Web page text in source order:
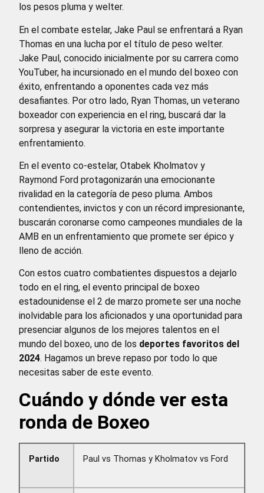
los pesos pluma y welter.
En el combate estelar, Jake Paul se enfrentará a Ryan
Thomas en una lucha por el título de peso welter.
Jake Paul, conocido inicialmente por su carrera como
YouTuber, ha incursionado en el mundo del boxeo con
éxito, enfrentando a oponentes cada vez más
desafiantes. Por otro lado, Ryan Thomas, un veterano
boxeador con experiencia en el ring, buscará dar la
sorpresa y asegurar la victoria en este importante
enfrentamiento.
En el evento co-estelar, Otabek Kholmatov y
Raymond Ford protagonizarán una emocionante
rivalidad en la categoría de peso pluma. Ambos
contendientes, invictos y con un récord impresionante,
buscarán coronarse como campeones mundiales de la
AMB en un enfrentamiento que promete ser épico y
lleno de acción.
Con estos cuatro combatientes dispuestos a dejarlo
todo en el ring, el evento principal de boxeo
estadounidense el 2 de marzo promete ser una noche
inolvidable para los aficionados y una oportunidad para
presenciar algunos de los mejores talentos en el
mundo del boxeo, uno de los deportes favoritos del
2024. Hagamos un breve repaso por todo lo que
necesitas saber de este evento.
Cuándo y dónde ver esta
ronda de Boxeo
Partido Paul vs Thomas y Kholmatov vs Ford